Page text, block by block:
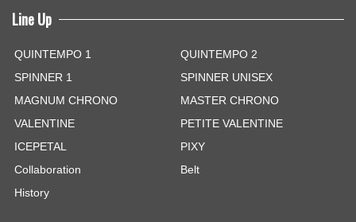
Line Up
QUINTEMPO 1
QUINTEMPO 2
SPINNER 1
SPINNER UNISEX
MAGNUM CHRONO
MASTER CHRONO
VALENTINE
PETITE VALENTINE
ICEPETAL
PIXY
Collaboration
Belt
History